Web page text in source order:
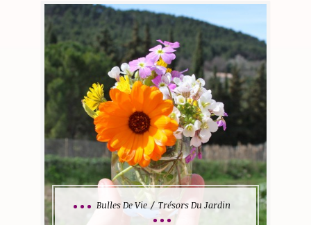
Bulles De Vie Trésors Du Jardin